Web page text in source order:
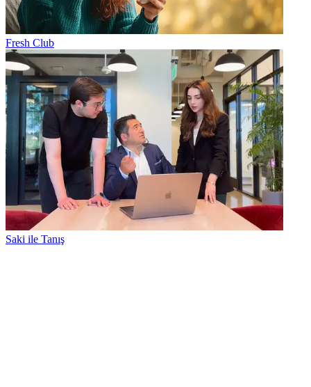
Fresh Club
Saki ile Tanış